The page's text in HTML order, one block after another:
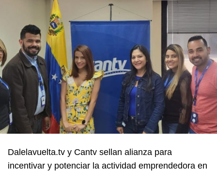
Dalelavuelta.tv y Cantv sellan alianza para
incentivar y potenciar la actividad emprendedora en